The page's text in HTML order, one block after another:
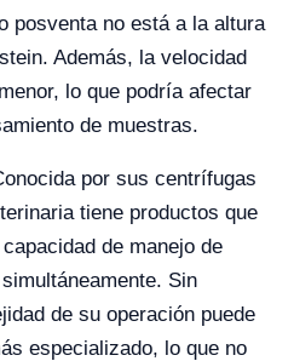
posventa no está a la altura
Además, la velocidad
lo que podría afectar
de muestras.
por sus centrífugas
tiene productos que
de manejo de
Sin
de su operación puede
especializado, lo que no